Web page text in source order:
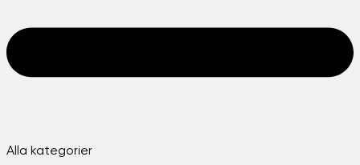
Alla kategorier